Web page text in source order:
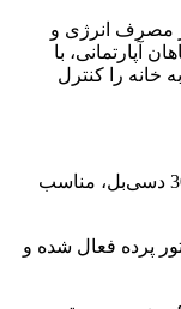
مصرف انرژی و
آپارتمانی، با
خانه را کنترل
صدای تولیدی کمتر از 30 دسی‌بل، مناسب
پرده فعال شده و